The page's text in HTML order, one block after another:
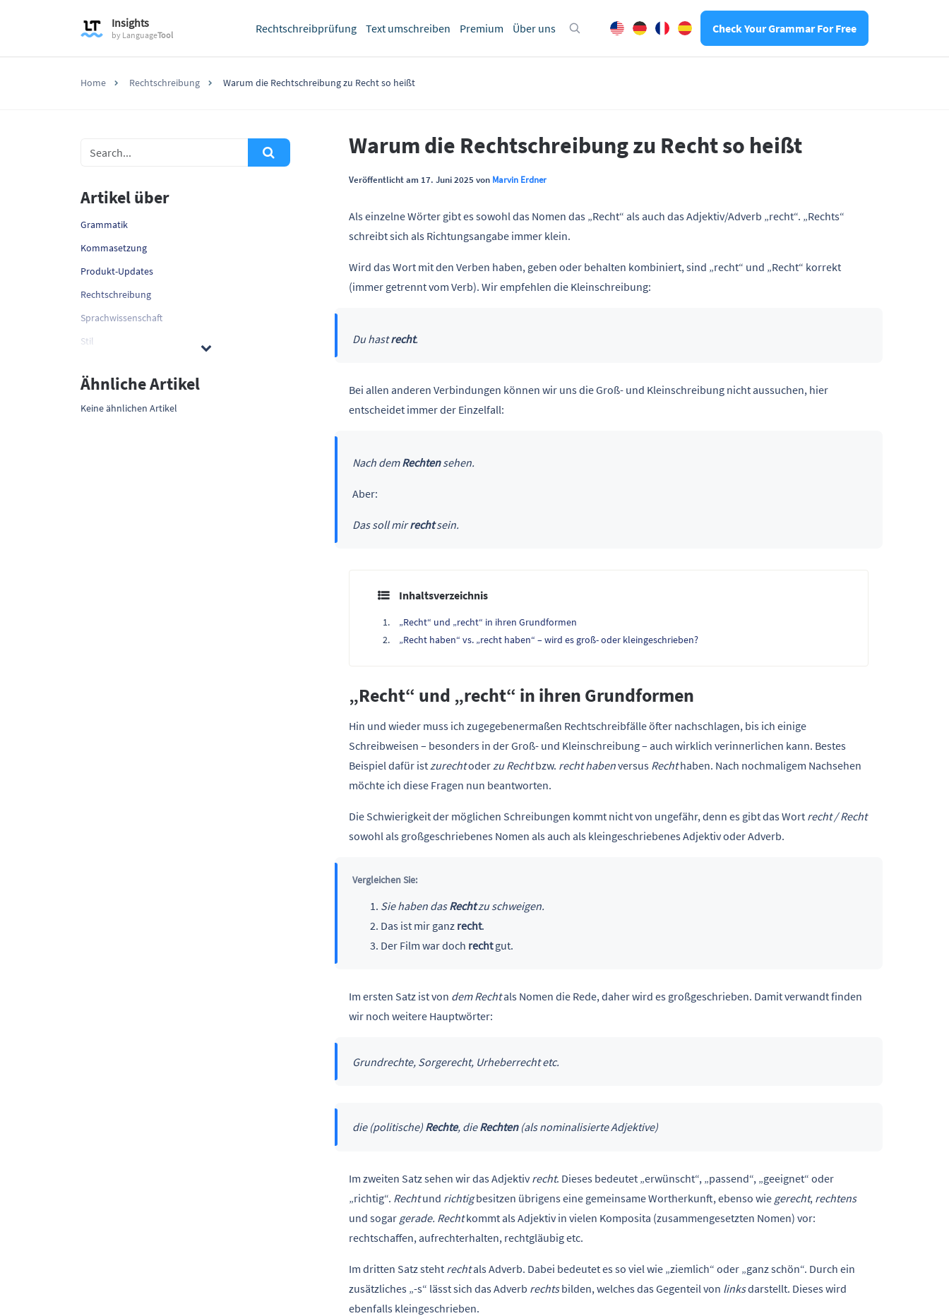
Insights
by LanguageTool Rechtschreibprüfung Text umschreiben Premium Über uns Check Your Grammar For Free
Home Rechtschreibung Warum die Rechtschreibung zu Recht so heißt
Warum die Rechtschreibung zu Recht so heißt
Veröffentlicht am 17. Juni 2025 von Marvin Erdner
Als einzelne Wörter gibt es sowohl das Nomen das „Recht“ als auch das Adjektiv/Adverb „recht“. „Rechts“
schreibt sich als Richtungsangabe immer klein.
Wird das Wort mit den Verben haben, geben oder behalten kombiniert, sind „recht“ und „Recht“ korrekt
(immer getrennt vom Verb). Wir empfehlen die Kleinschreibung:
Du hastrecht.
Bei allen anderen Verbindungen können wir uns die Groß- und Kleinschreibung nicht aussuchen, hier
entscheidet immer der Einzelfall:
Nach demRechtensehen.
Aber:
Das soll mirrechtsein.
Inhaltsverzeichnis
„Recht“ und „recht“ in ihren Grundformen
„Recht haben“ vs. „recht haben“ – wird es groß- oder kleingeschrieben?
„Recht“ und „recht“ in ihren Grundformen
Hin und wieder muss ich zugegebenermaßen Rechtschreibfälle öfter nachschlagen, bis ich einige
Schreibweisen – besonders in der Groß- und Kleinschreibung – auch wirklich verinnerlichen kann. Bestes
Beispiel dafür ist zurechtoder zu Rechtbzw. recht habenversus Rechthaben. Nach nochmaligem Nachsehen
möchte ich diese Fragen nun beantworten.
Die Schwierigkeit der möglichen Schreibungen kommt nicht von ungefähr, denn es gibt das Wort recht / Recht
sowohl als großgeschriebenes Nomen als auch als kleingeschriebenes Adjektiv oder Adverb.
Vergleichen Sie:
Sie haben dasRechtzu schweigen.
Das ist mir ganz recht.
Der Film war doch rechtgut.
Im ersten Satz ist von dem Rechtals Nomen die Rede, daher wird es großgeschrieben. Damit verwandt finden
wir noch weitere Hauptwörter:
Grundrechte, Sorgerecht, Urheberrecht etc.
die (politische) Rechte, dieRechten(als nominalisierte Adjektive)
Im zweiten Satz sehen wir das Adjektivrecht. Dieses bedeutet „erwünscht“, „passend“, „geeignet“ oder
„richtig“. Rechtund richtigbesitzen übrigens eine gemeinsame Wortherkunft, ebenso wie gerecht, rechtens
und sogar gerade. Rechtkommt als Adjektiv in vielen Komposita (zusammengesetzten Nomen) vor:
rechtschaffen, aufrechterhalten, rechtgläubig etc.
Im dritten Satz steht rechtals Adverb. Dabei bedeutet es so viel wie „ziemlich“ oder „ganz schön“. Durch ein
zusätzliches „-s“ lässt sich das Adverb rechtsbilden, welches das Gegenteil von linksdarstellt. Dieses wird
ebenfalls kleingeschrieben.
Artikel über
Grammatik
Kommasetzung
Produkt-Updates
Rechtschreibung
Sprachwissenschaft
Stil
Ähnliche Artikel
Keine ähnlichen Artikel